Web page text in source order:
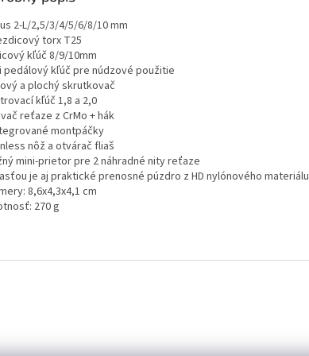
2-L/2,5/3/4/5/6/8/10 mm
torx T25
kľúč 8/9/10mm
pedálový kľúč pre núdzové použitie
a plochý skrutkovač
kľúč 1,8 a 2,0
reťaze z CrMo + hák
montpáčky
nôž a otvárač fliaš
mini-prietor pre 2 náhradné nity reťaze
je aj praktické prenosné púzdro z HD nylónového materiálu
8,6x4,3x4,1 cm
270 g